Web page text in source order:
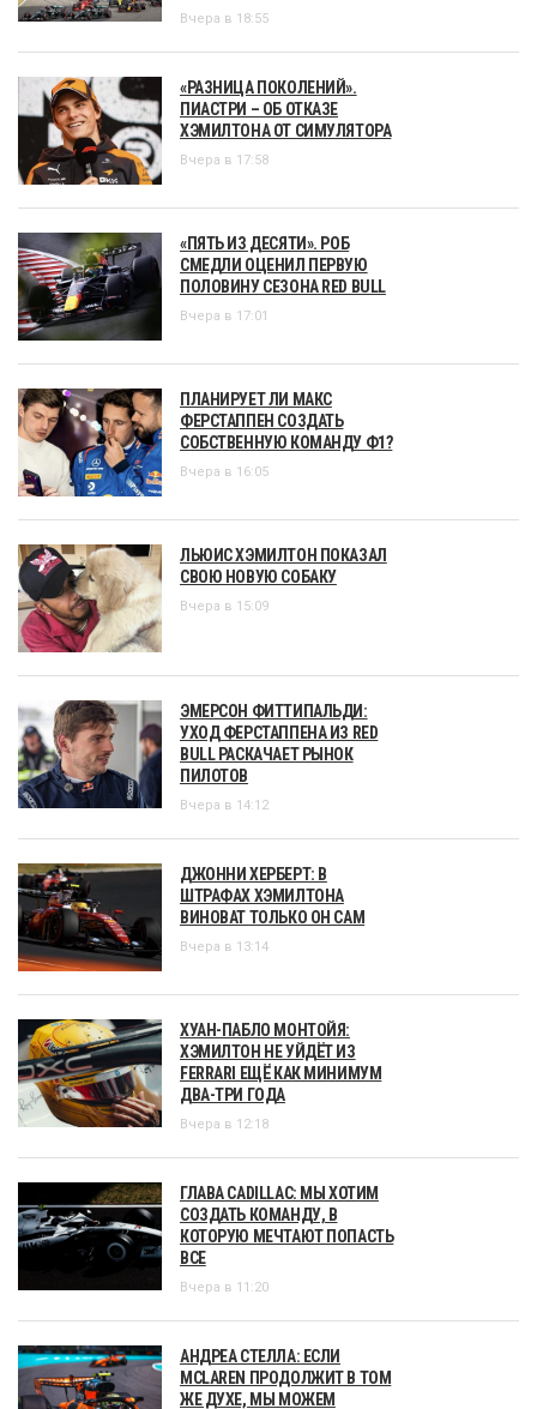
Вчера в 18:55
«РАЗНИЦА ПОКОЛЕНИЙ».
ПИАСТРИ – ОБ ОТКАЗЕ
ХЭМИЛТОНА ОТ СИМУЛЯТОРА
Вчера в 17:58
«ПЯТЬ ИЗ ДЕСЯТИ». РОБ
СМЕДЛИ ОЦЕНИЛ ПЕРВУЮ
ПОЛОВИНУ СЕЗОНА RED BULL
Вчера в 17:01
ПЛАНИРУЕТ ЛИ МАКС
ФЕРСТАППЕН СОЗДАТЬ
СОБСТВЕННУЮ КОМАНДУ Ф1?
Вчера в 16:05
ЛЬЮИС ХЭМИЛТОН ПОКАЗАЛ
СВОЮ НОВУЮ СОБАКУ
Вчера в 15:09
ЭМЕРСОН ФИТТИПАЛЬДИ:
УХОД ФЕРСТАППЕНА ИЗ RED
BULL РАСКАЧАЕТ РЫНОК
ПИЛОТОВ
Вчера в 14:12
ДЖОННИ ХЕРБЕРТ: В
ШТРАФАХ ХЭМИЛТОНА
ВИНОВАТ ТОЛЬКО ОН САМ
Вчера в 13:14
ХУАН-ПАБЛО МОНТОЙЯ:
ХЭМИЛТОН НЕ УЙДЁТ ИЗ
FERRARI ЕЩЁ КАК МИНИМУМ
ДВА-ТРИ ГОДА
Вчера в 12:18
ГЛАВА CADILLAC: МЫ ХОТИМ
СОЗДАТЬ КОМАНДУ, В
КОТОРУЮ МЕЧТАЮТ ПОПАСТЬ
ВСЕ
Вчера в 11:20
АНДРЕА СТЕЛЛА: ЕСЛИ
MCLAREN ПРОДОЛЖИТ В ТОМ
ЖЕ ДУХЕ, МЫ МОЖЕМ